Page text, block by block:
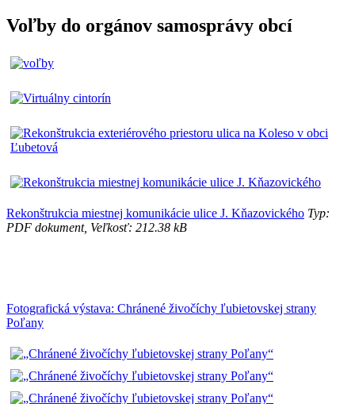
Voľby do orgánov samosprávy obcí
Rekonštrukcia miestnej komunikácie ulice J. Kňazovického Typ:
PDF dokument, Veľkosť: 212.38 kB
Fotografická výstava: Chránené živočíchy ľubietovskej strany
Poľany